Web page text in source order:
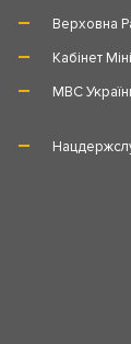
Верховна
Кабінет
МВС